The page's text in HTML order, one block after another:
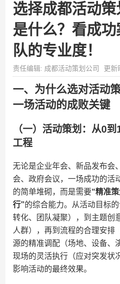
选择成都活动
是什么？看成功
队的专业度！
责任编辑: 成都活动策划公司 更新
一、为什么选对活动
一场活动的成败关键
（一）活动策划：从0
工程
无论是企业年会、新品发布会
会、政府会议，一场成功的活
的简单堆砌，而是需要​​“精准
行”​的综合能力。从活动目标
转化、团队凝聚），到主题创
人群），再到流程的合理安排
源的精准调配（场地、设备、
现场的灵活执行（应对突发状
影响活动的最终效果。